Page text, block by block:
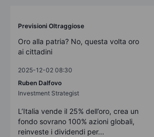
Previsioni Oltraggiose
Oro alla patria? No, questa volta oro
ai cittadini
2025-12-02 08:30
Ruben Dalfovo
Investment Strategist
L’Italia vende il 25% dell’oro, crea un
fondo sovrano 100% azioni globali,
reinveste i dividendi per...